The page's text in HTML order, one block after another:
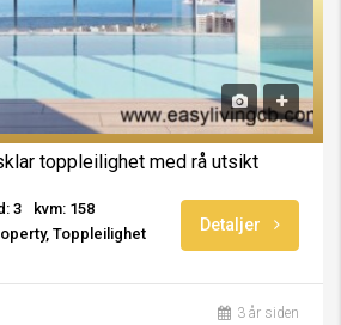
toppleilighet med rå utsikt
3
kvm: 158
Toppleilighet
Detaljer
3 år siden